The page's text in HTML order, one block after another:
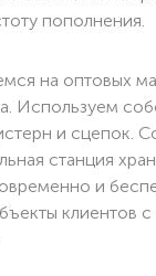
пополнения.
на оптовых
Используем
и сцепок.
станция
и
клиентов